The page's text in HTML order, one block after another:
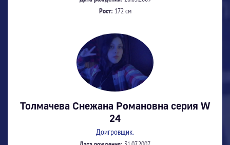
Рост: 172 см
Толмачева Снежана Романовна серия W
24
Доигровщик.